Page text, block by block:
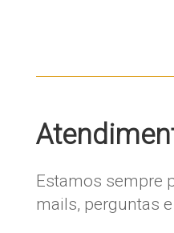
Estamos sempre
mails, perguntas